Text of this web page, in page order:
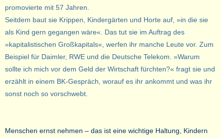
promovierte mit 57 Jahren.
Seitdem baut sie Krippen, Kindergärten und Horte auf, »in die sie
als Kind gern gegangen wäre«. Das tut sie im Auftrag des
»kapitalistischen Großkapitals«, werfen ihr manche Leute vor. Zum
Beispiel für Daimler, RWE und die Deutsche Telekom. »Warum
sollte ich mich vor dem Geld der Wirtschaft fürchten?« fragt sie und
erzählt in einem BK-Gespräch, worauf es ihr ankommt und was ihr
sonst noch so vorschwebt.
Menschen ernst nehmen – das ist eine wichtige Haltung, Kindern